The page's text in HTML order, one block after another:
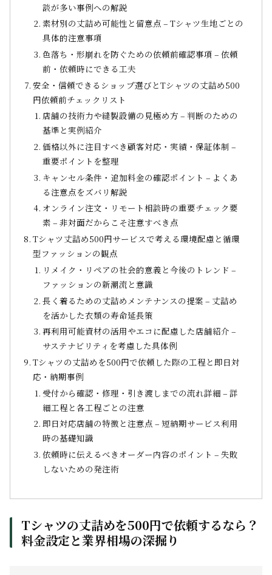
談が多い事例への解説
素材別の丈詰め可能性と留意点 – Tシャツ生地ごとの
具体的注意事項
色落ち・形崩れを防ぐための依頼前確認事項 – 依頼
前・依頼時にできる工夫
安全・信頼できるショップ選びとTシャツの丈詰め500
円依頼前チェックリスト
店舗の技術力や縫製設備の見極め方 – 判断のための
基準と実例紹介
価格以外に注目すべき顧客対応・実績・保証体制 –
重要ポイントを整理
キャンセル条件・追加料金の確認ポイント – よくあ
る注意点をズバリ解説
オンライン注文・リモート相談時の重要チェック要
素 – 非対面だからこそ注意すべき点
Tシャツ丈詰め500円サービスで考える環境配慮と循環
型ファッションの観点
リメイク・リペアの社会的意義と今後のトレンド –
ファッションの新潮流と意識
長く着るための丈詰めメンテナンスの提案 – 丈詰め
を活かした衣類の寿命延長策
再利用可能資材の活用やエコに配慮した店舗紹介 –
サステナビリティを考慮した具体例
Tシャツの丈詰めを500円で依頼した際の工程と即日対
応・納期事例
受付から確認・修理・引き渡しまでの流れ詳細 – 詳
細工程と各工程ごとの注意
即日対応店舗の特徴と注意点 – 短納期サービス利用
時の基礎知識
依頼時に伝えるべきオーダー内容のポイント – 失敗
しないための発注術
Tシャツの丈詰めを500円で依頼するなら？
料金設定と業界相場の深掘り